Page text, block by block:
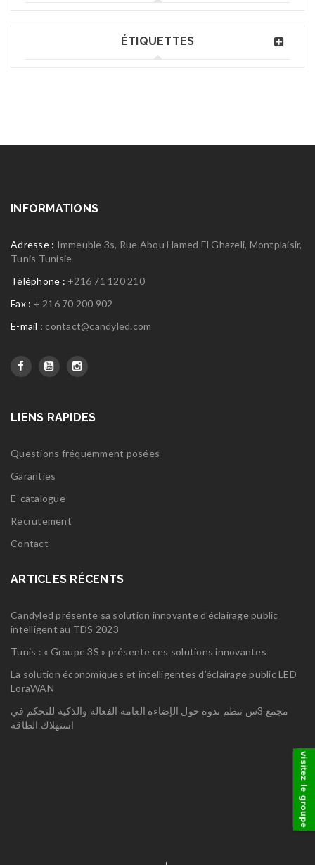
ÉTIQUETTES
INFORMATIONS
Adresse : Immeuble 3s, Rue Abou Hamed El Ghazeli, Montplaisir,
Tunis Tunisie
Téléphone : +216 71 120 210
Fax : + 216 70 200 902
E-mail : contact@candyled.com
LIENS RAPIDES
Questions fréquemment posées
Garanties
E-catalogue
Recrutement
Contact
ARTICLES RÉCENTS
Candyled présente sa solution innovante d’éclairage public
intelligent au TDS 2023
Tunis : « Groupe 3S » présente ces solutions innovantes
La solution économiques et intelligentes d’éclairage public LED
LoraWAN
مجمع 3س تنظم ندوة حول الإضاءة العامة الفعالة والذكية للتحكم في
استهلاك الطاقة
visitez le groupe